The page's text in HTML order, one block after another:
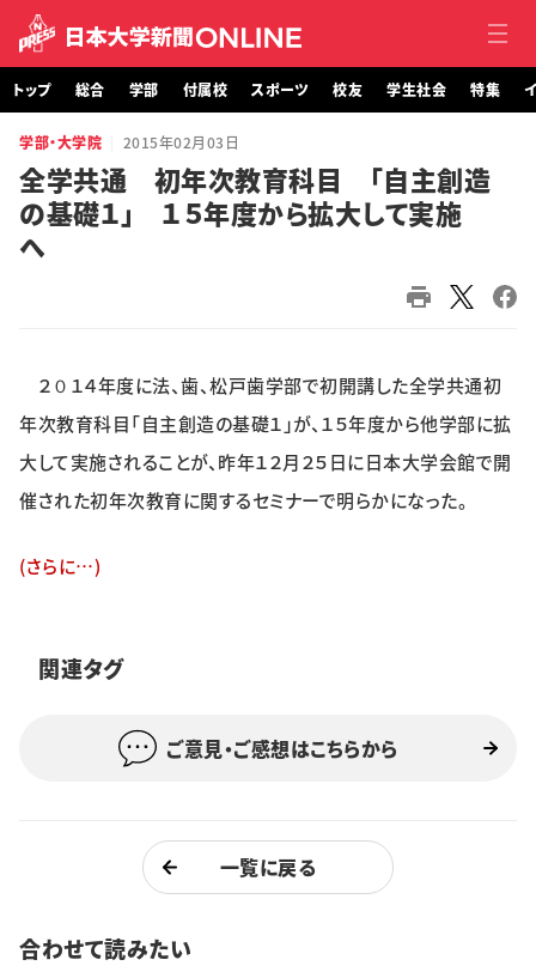
トップ
総合
スポーツ
学生社会
特集・企画
トップ 総合 学部 付属校 スポーツ 校友 学生社会 特集
学部・大学院 2015年02月03日
全学共通 初年次教育科目 「自主創造
の基礎１」 １５年度から拡大して実施
へ
２０１４年度に法、歯、松戸歯学部で初開講した全学共通初
年次教育科目「自主創造の基礎１」が、１５年度から他学部に拡
大して実施されることが、昨年１２月２５日に日本大学会館で開
催された初年次教育に関するセミナーで明らかになった。
(さらに…)
関連タグ
ご意見・ご感想はこちらから
一覧に戻る
合わせて読みたい